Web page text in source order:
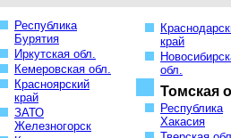
Республика
Бурятия
Иркутская обл.
Кемеровская обл.
Красноярский
край
ЗАТО
Железногорск
край
обл.
Томская
Республика
Хакасия